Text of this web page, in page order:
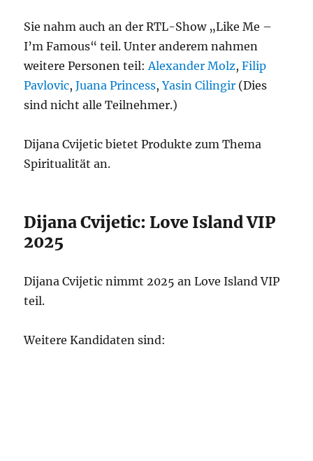
Sie nahm auch an der RTL-Show „Like Me –
I’m Famous“ teil. Unter anderem nahmen
weitere Personen teil:Alexander Molz,Filip
Pavlovic,Juana Princess,Yasin Cilingir (Dies
sind nicht alle Teilnehmer.)
Dijana Cvijetic bietet Produkte zum Thema
Spiritualität an.
Dijana Cvijetic: Love Island VIP
2025
Dijana Cvijetic nimmt 2025 an Love Island VIP
teil.
Weitere Kandidaten sind: